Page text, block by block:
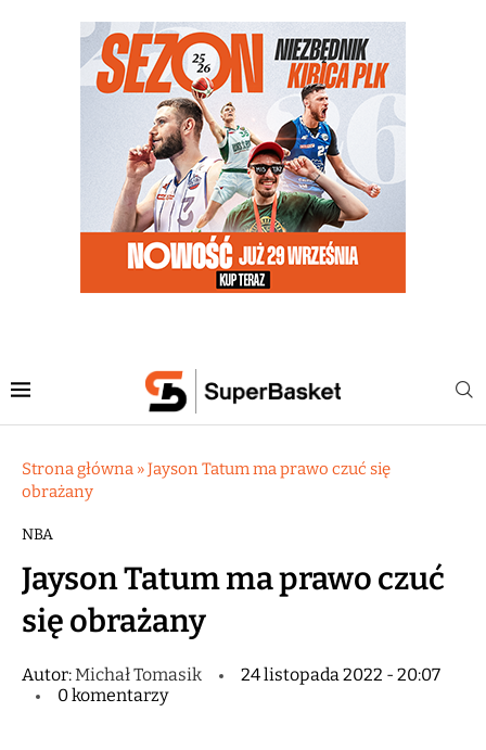
Strona główna »Jayson Tatum ma prawo czuć się
obrażany
NBA
Jayson Tatum ma prawo czuć
się obrażany
Autor:Michał Tomasik
24 listopada 2022 - 20:07
0 komentarzy